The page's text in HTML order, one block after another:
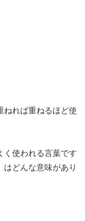
ねれば重ねるほど使
く使われる言葉です
はどんな意味があり